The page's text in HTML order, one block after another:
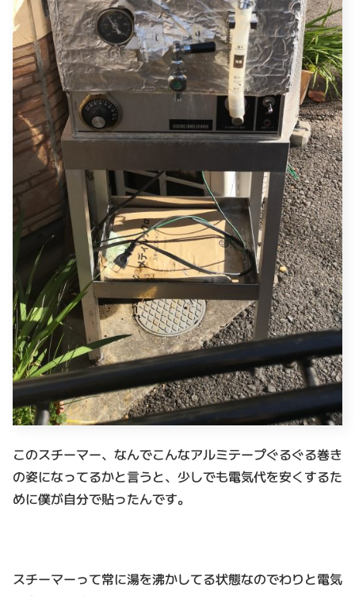
このスチーマー、なんでこんなアルミテープぐるぐる巻き
の姿になってるかと言うと、少しでも電気代を安くするた
めに僕が自分で貼ったんです。
スチーマーって常に湯を沸かしてる状態なのでわりと電気